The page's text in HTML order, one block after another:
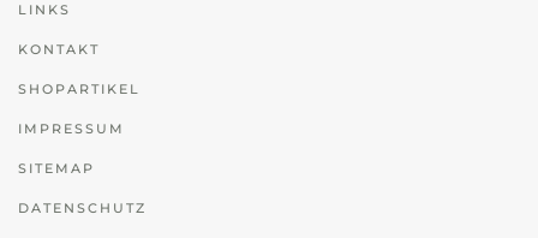
LINKS
KONTAKT
SHOPARTIKEL
IMPRESSUM
SITEMAP
DATENSCHUTZ